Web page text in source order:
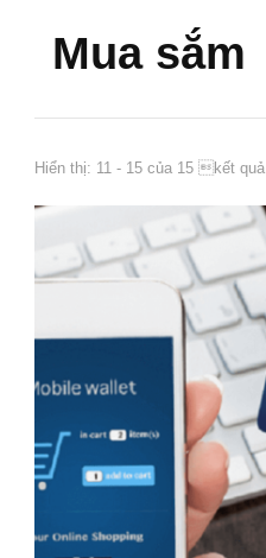
Mua sắm
Hiển thị: 11 - 15 của 15 kết quả